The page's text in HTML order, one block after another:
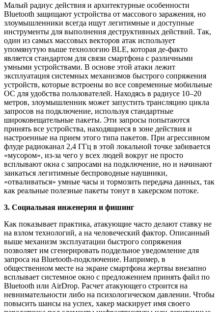
Малый радиус действия и архитектурные особенности
Bluetooth защищают устройства от массового заражения, но
злоумышленники всегда ищут легитимные и доступные
инструменты для выполнения деструктивных действий. Так,
один из самых массовых векторов атак использует
упомянутую выше технологию BLE, которая де-факто
является стандартом для связи смартфона с различными
умными устройствами. В основе этой атаки лежит
эксплуатация системных механизмов быстрого сопряжения
устройств, которые встроены во все современные мобильные
ОС для удобства пользователей. Находясь в радиусе 10–20
метров, злоумышленник может запустить трансляцию цикла
запросов на подключение, используя стандартные
широковещательные пакеты. Эти запросы попытаются
принять все устройства, находящиеся в зоне действия и
настроенные на прием этого типа пакетов. При агрессивном
флуде радиоканал 2,4 ГГц в этой локальной точке забивается
«мусором», из-за чего у всех людей вокруг не просто
всплывают окна с запросами на подключение, но и начинают
заикаться легитимные беспроводные наушники,
«отваливаться» умные часы и тормозить передача данных, так
как реальные полезные пакеты тонут в хакерском потоке.
3. Социальная инженерия и фишинг
Как показывает практика, атакующие часто делают ставку не
на взлом технологий, а на человеческий фактор. Описанный
выше механизм эксплуатации быстрого сопряжения
позволяет им сгенерировать поддельное уведомление для
запроса на Bluetooth-подключение. Например, в
общественном месте на экране смартфона жертвы внезапно
всплывает системное окно с предложением принять файл по
Bluetooth или AirDrop. Расчет атакующего строится на
невнимательности либо на психологическом давлении. Чтобы
повысить шансы на успех, хакер маскирует имя своего